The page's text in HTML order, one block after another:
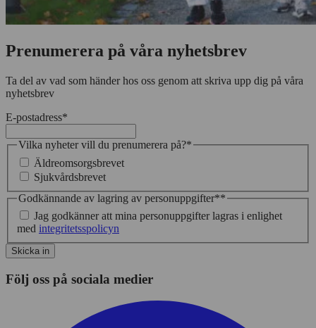
Prenumerera på våra nyhetsbrev
Ta del av vad som händer hos oss genom att skriva upp dig på våra
nyhetsbrev
E-postadress*
Vilka nyheter vill du prenumerera på?*
Äldreomsorgsbrevet
Sjukvårdsbrevet
Godkännande av lagring av personuppgifter**
Jag godkänner att mina personuppgifter lagras i enlighet
med integritetsspolicyn
Skicka in
Följ oss på sociala medier